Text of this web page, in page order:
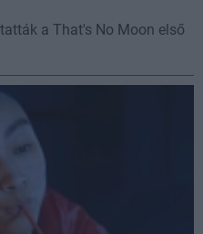
a That's No Moon első